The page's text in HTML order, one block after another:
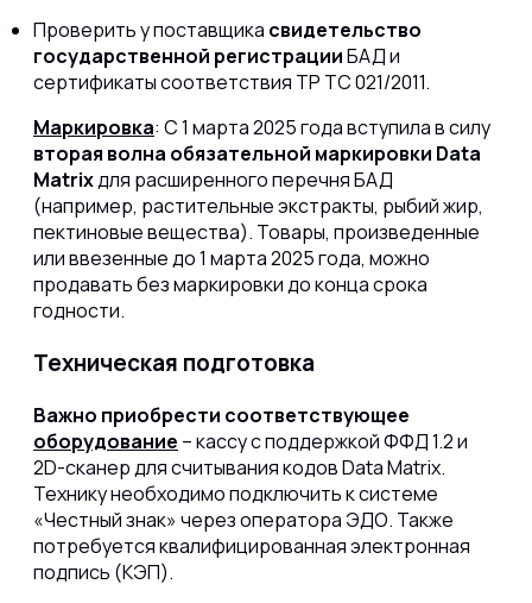
Проверить у поставщика свидетельство
государственной регистрацииБАД и
сертификаты соответствия ТР ТС 021/2011.
Маркировка: С 1 марта 2025 года вступила в силу
вторая волна обязательной маркировки Data
Matrixдля расширенного перечня БАД
(например, растительные экстракты, рыбий жир,
пектиновые вещества). Товары, произведенные
или ввезенные до 1 марта 2025 года, можно
продавать без маркировки до конца срока
годности.
Техническая подготовка
Важно приобрести соответствующее
оборудование – кассу с поддержкой ФФД 1.2 и
2D-сканер для считывания кодов Data Matrix.
Технику необходимо подключить к системе
«Честный знак» через оператора ЭДО. Также
потребуется квалифицированная электронная
подпись (КЭП).